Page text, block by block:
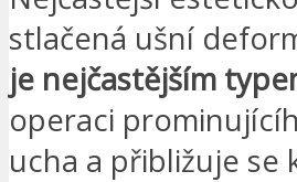
stlačená ušní
je nejčastějším
operaci
ucha a přibližuje se